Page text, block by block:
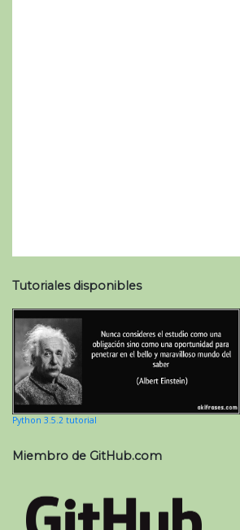
Tutoriales disponibles
Python 3.5.2 tutorial
Miembro de GitHub.com